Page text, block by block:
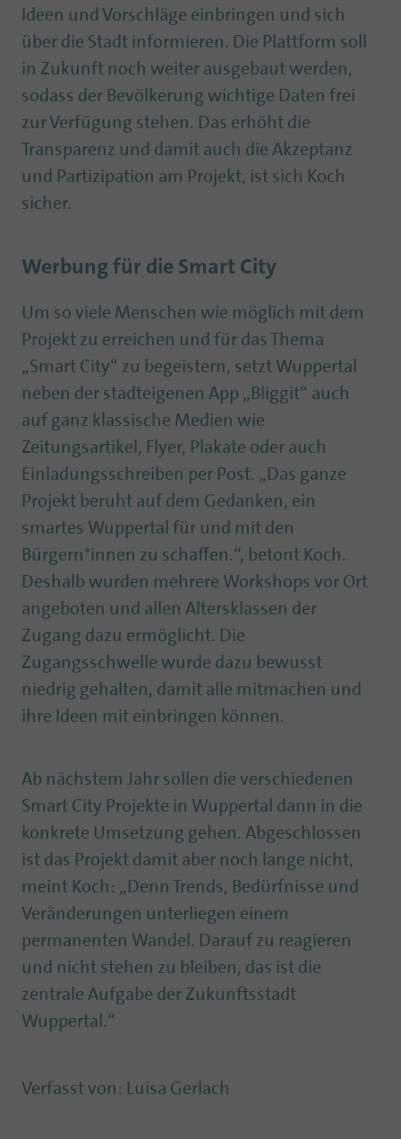
Ideen und Vorschläge einbringen und sich
über die Stadt informieren. Die Plattform soll
in Zukunft noch weiter ausgebaut werden,
sodass der Bevölkerung wichtige Daten frei
zur Verfügung stehen. Das erhöht die
Transparenz und damit auch die Akzeptanz
und Partizipation am Projekt, ist sich Koch
sicher.
Werbung für die Smart City
Um so viele Menschen wie möglich mit dem
Projekt zu erreichen und für das Thema
„Smart City“ zu begeistern, setzt Wuppertal
neben der stadteigenen App „Bliggit“ auch
auf ganz klassische Medien wie
Zeitungsartikel, Flyer, Plakate oder auch
Einladungsschreiben per Post. „Das ganze
Projekt beruht auf dem Gedanken, ein
smartes Wuppertal für und mit den
Bürgern*innen zu schaffen.“, betont Koch.
Deshalb wurden mehrere Workshops vor Ort
angeboten und allen Altersklassen der
Zugang dazu ermöglicht. Die
Zugangsschwelle wurde dazu bewusst
niedrig gehalten, damit alle mitmachen und
ihre Ideen mit einbringen können.
Ab nächstem Jahr sollen die verschiedenen
Smart City Projekte in Wuppertal dann in die
konkrete Umsetzung gehen. Abgeschlossen
ist das Projekt damit aber noch lange nicht,
meint Koch: „Denn Trends, Bedürfnisse und
Veränderungen unterliegen einem
permanenten Wandel. Darauf zu reagieren
und nicht stehen zu bleiben, das ist die
zentrale Aufgabe der Zukunftsstadt
Wuppertal.“
Verfasst von : Luisa Gerlach